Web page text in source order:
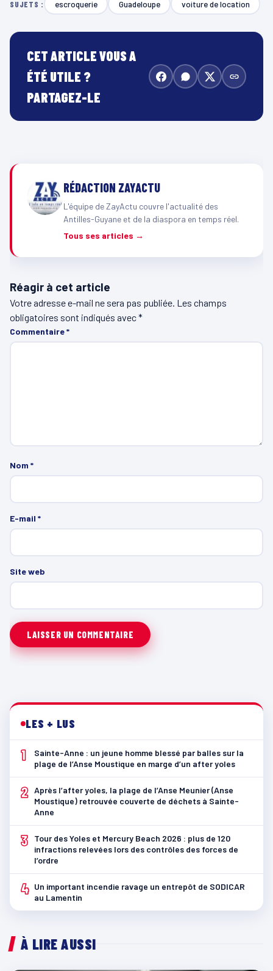
SUJETS : escroquerie Guadeloupe voiture de location
CET ARTICLE VOUS A
ÉTÉ UTILE ?
PARTAGEZ-LE
RÉDACTION ZAYACTU
L'équipe de ZayActu couvre l'actualité des
Antilles-Guyane et de la diaspora en temps réel.
Tous ses articles →
Réagir à cet article
Votre adresse e-mail ne sera pas publiée. Les champs
obligatoires sont indiqués avec*
Commentaire*
Nom *
E-mail *
Site web
LES + LUS
1
Sainte-Anne : un jeune homme blessé par balles sur la
plage de l’Anse Moustique en marge d’un after yoles
2 Après l’after yoles, la plage de l’Anse Meunier (Anse
Moustique) retrouvée couverte de déchets à Sainte-
Anne
3
Tour des Yoles et Mercury Beach 2026 : plus de 120
infractions relevées lors des contrôles des forces de
l’ordre
4 Un important incendie ravage un entrepôt de SODICAR
au Lamentin
À LIRE AUSSI